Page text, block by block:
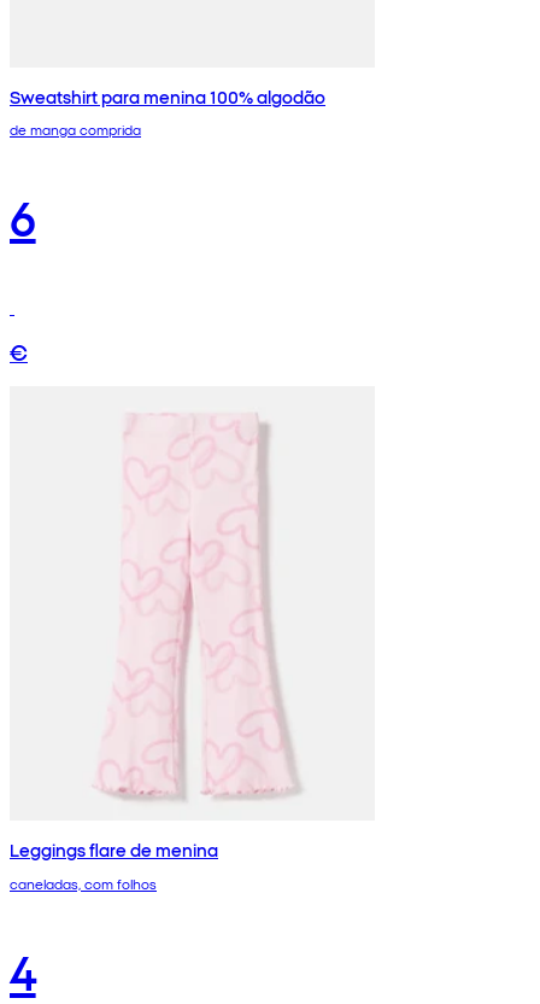
Sweatshirt para menina 100% algodão
de manga comprida
6
€
Leggings flare de menina
caneladas, com folhos
4